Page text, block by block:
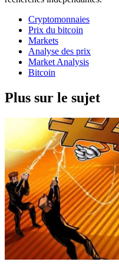
Cryptomonnaies
Prix du bitcoin
Markets
Analyse des prix
Market Analysis
Bitcoin
Plus sur le sujet